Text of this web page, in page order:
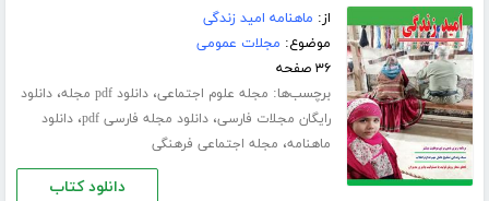
از: ماهنامه امید زندگی
موضوع: مجلات عمومی
۳۶ صفحه
برچسب‌ها: مجله علوم اجتماعی،دانلود pdf مجله ،دانلود
رایگان مجلات فارسی،دانلود مجله فارسی pdf ،دانلود
ماهنامه، مجله اجتماعی فرهنگی
دانلود کتاب